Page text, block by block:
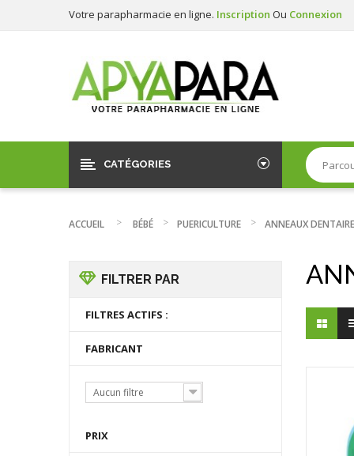
Votre parapharmacie en ligne. Inscription Ou Connexion
CATÉGORIES
ACCUEIL BÉBÉ PUERICULTURE ANNEAUX
FILTRER PAR
FILTRES ACTIFS :
FABRICANT
Aucun filtre
PRIX